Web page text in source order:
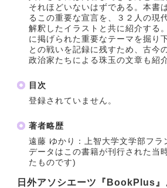
それほどいないはずである。本書
るこの重要な宣言を、３２人の現
解釈したイラストと共に紹介する
に掲げられた重要なテーマを掘り
との戦いを記録に残すため、古今
政治家たちによる珠玉の文章も紹
目次
登録されていません。
著者略歴
遠藤 ゆかり：上智大学文学部フラ
データはこの書籍が刊行された当
たものです)
日外アソシエーツ『BookPlus』